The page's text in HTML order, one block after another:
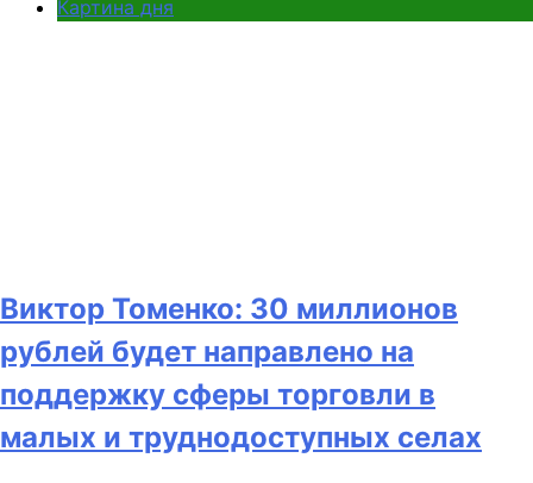
Картина дня
Виктор Томенко: 30 миллионов
рублей будет направлено на
поддержку сферы торговли в
малых и труднодоступных селах